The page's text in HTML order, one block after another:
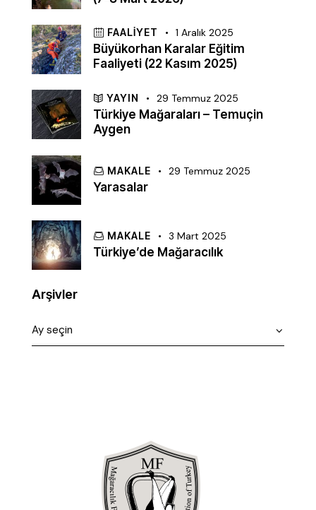
FAALIYET 1 Aralık 2025
Büyükorhan Karalar Eğitim
Faaliyeti (22 Kasım 2025)
YAYIN 29 Temmuz 2025
Türkiye Mağaraları – Temuçin
Aygen
MAKALE 29 Temmuz 2025
Yarasalar
MAKALE 3 Mart 2025
Türkiye’de Mağaracılık
Arşivler